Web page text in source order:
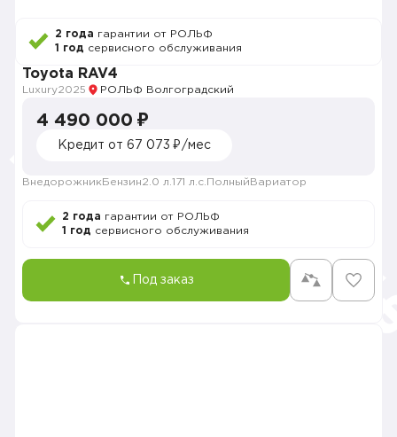
2 года гарантии от РОЛЬФ
1 год сервисного обслуживания
Toyota RAV4
Luxury2025 РОЛЬФ Волгоградский
4 490 000 ₽
Кредит от 67 073 ₽/мес
Внедорожник Бензин2.0 л. 171 л.с. Полный Вариатор
2 года гарантии от РОЛЬФ
1 год сервисного обслуживания
Под заказ